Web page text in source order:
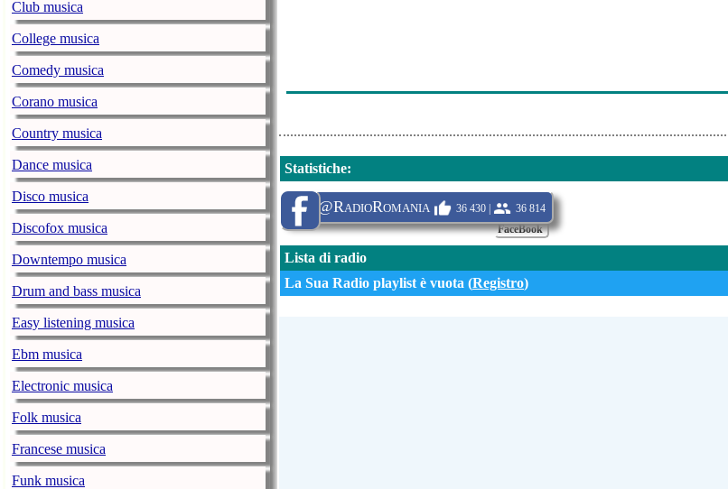
Club musica
College musica
Comedy musica
Corano musica
Country musica
Dance musica
Disco musica
Discofox musica
Downtempo musica
Drum and bass musica
Easy listening musica
Ebm musica
Electronic musica
Folk musica
Francese musica
Funk musica
Statistiche:
FaceBook
@RadioRomania 36 430 | 36 814
Lista di radio
La Sua Radio playlist è vuota (Registro)